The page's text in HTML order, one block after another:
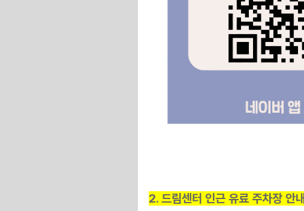
2. 드림센터 인근 유료 주차장 안내